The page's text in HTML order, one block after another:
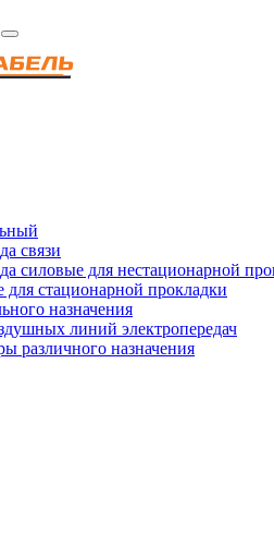
связи
силовые для нестационарной
для стационарной прокладки
назначения
линий электропередач
различного назначения